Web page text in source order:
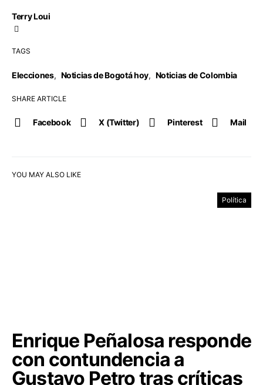
Terry Loui
TAGS
Elecciones, Noticias de Bogotá hoy, Noticias de Colombia
SHARE ARTICLE
Facebook X (Twitter) Pinterest Mail
YOU MAY ALSO LIKE
Política
Enrique Peñalosa responde
con contundencia a
Gustavo Petro tras críticas